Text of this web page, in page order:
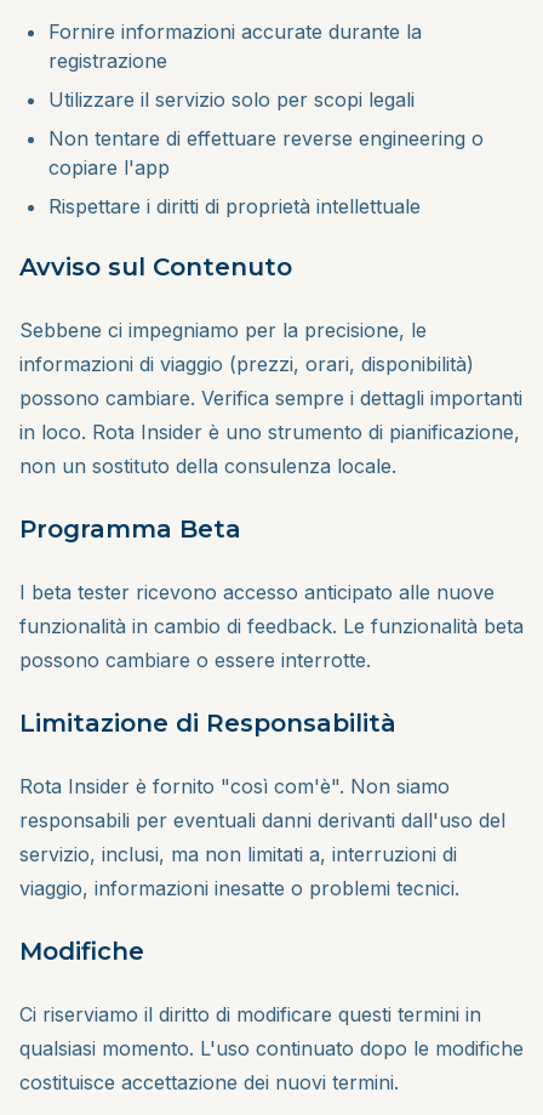
Fornire informazioni accurate durante la
registrazione
Utilizzare il servizio solo per scopi legali
Non tentare di effettuare reverse engineering o
copiare l'app
Rispettare i diritti di proprietà intellettuale
Avviso sul Contenuto
Sebbene ci impegniamo per la precisione, le
informazioni di viaggio (prezzi, orari, disponibilità)
possono cambiare. Verifica sempre i dettagli importanti
in loco. Rota Insider è uno strumento di pianificazione,
non un sostituto della consulenza locale.
Programma Beta
I beta tester ricevono accesso anticipato alle nuove
funzionalità in cambio di feedback. Le funzionalità beta
possono cambiare o essere interrotte.
Limitazione di Responsabilità
Rota Insider è fornito "così com'è". Non siamo
responsabili per eventuali danni derivanti dall'uso del
servizio, inclusi, ma non limitati a, interruzioni di
viaggio, informazioni inesatte o problemi tecnici.
Modifiche
Ci riserviamo il diritto di modificare questi termini in
qualsiasi momento. L'uso continuato dopo le modifiche
costituisce accettazione dei nuovi termini.